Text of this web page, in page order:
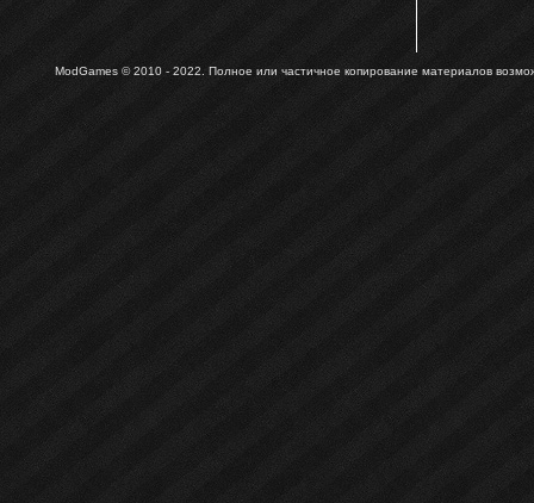
ModGames © 2010 - 2022. Полное или частичное копирование материалов